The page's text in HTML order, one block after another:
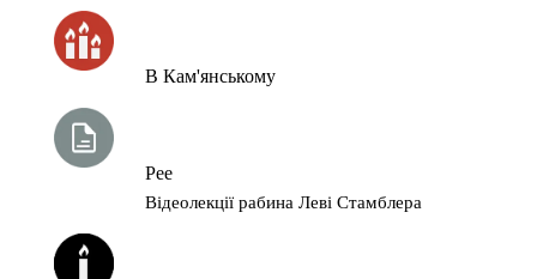
В Кам'янському
Рее
Відеолекції рабина Леві Стамблера